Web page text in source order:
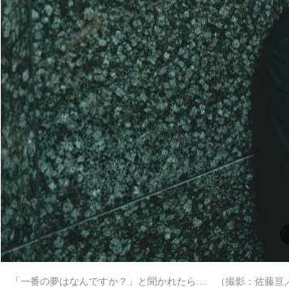
キングの誕生を、目撃せよ。
「一番の夢はなんですか？」と聞かれたら… （撮影：佐藤亘
前